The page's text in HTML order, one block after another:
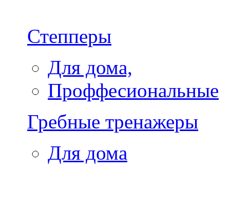
Степперы
Для дома,
Проффесиональные
Гребные тренажеры
Для дома